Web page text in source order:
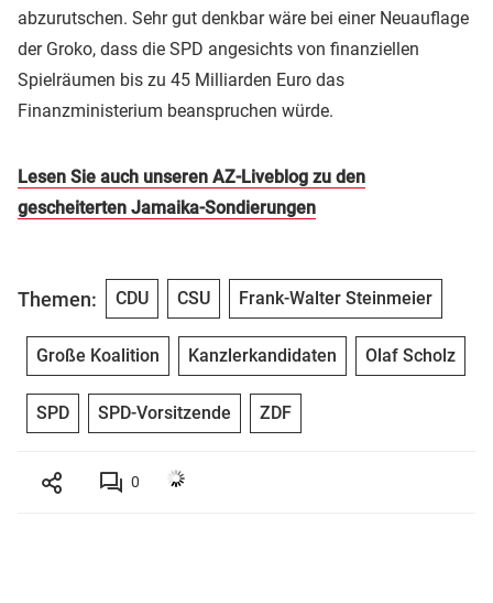
abzurutschen. Sehr gut denkbar wäre bei einer Neuauflage
der Groko, dass die SPD angesichts von finanziellen
Spielräumen bis zu 45 Milliarden Euro das
Finanzministerium beanspruchen würde.
Lesen Sie auch unseren AZ-Liveblog zu den
gescheiterten Jamaika-Sondierungen
Themen: CDU CSU Frank-Walter Steinmeier
Große Koalition Kanzlerkandidaten Olaf Scholz
SPD SPD-Vorsitzende ZDF
0